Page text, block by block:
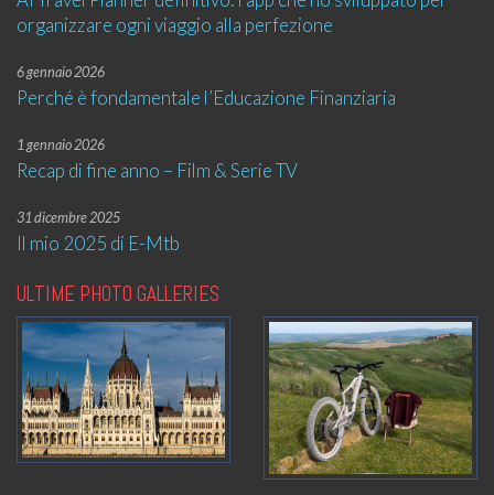
organizzare ogni viaggio alla perfezione
6 gennaio 2026
Perché è fondamentale l’Educazione Finanziaria
1 gennaio 2026
Recap di fine anno – Film & Serie TV
31 dicembre 2025
Il mio 2025 di E-Mtb
ULTIME PHOTO GALLERIES